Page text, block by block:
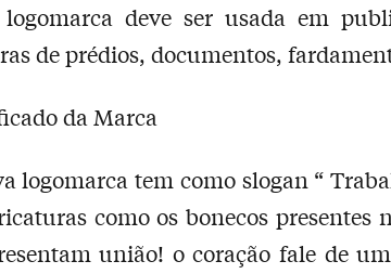
deve ser usada em
de prédios, documentos,
da Marca
logomarca tem como slogan “
como os bonecos presentes
união! o coração fale de